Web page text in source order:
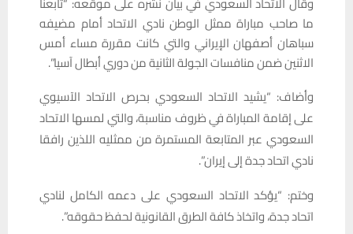
ما صاحب مباراة ممثل الوطن نادي الاتحاد أمام مضيفه
سباهان أصفهان الإيراني والتي كانت مقررة مساء أمس
الاثنين ضمن منافسات الجولة الثانية من دوري أبطال آسيا”.
وأضاف: “يشيد الاتحاد السعودي بحرص الاتحاد الآسيوي
على إقامة المباراة في ظروف مناسبة، والتي لمسها الاتحاد
السعودي عبر المتابعة المستمرة من ممثليه اللذين رافقا
نادي اتحاد جدة إلى إيران”.
وختم: “يؤكد الاتحاد السعودي على دعمه الكامل لنادي
اتحاد جدة، واتخاذ كافة الطرق القانونية لحفظ حقوقه”.